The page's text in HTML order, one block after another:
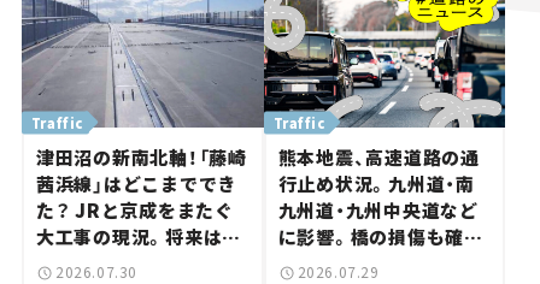
Traffic
津田沼の新南北軸！「藤崎
茜浜線」はどこまででき
た？ JRと京成をまたぐ
大工事の現況。将来は
「習志野～鎌ケ谷」を最短
2026.07.30
Traffic
熊本地震、高速道路の通
行止め状況。九州道・南
九州道・九州中央道など
に影響。橋の損傷も確認
【道路のニュース】
2026.07.29